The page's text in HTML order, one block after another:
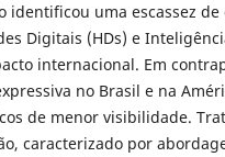
identificou uma escassez
Digitais (HDs) e
internacional. Em
no Brasil e na
de menor visibilidade.
caracterizado por